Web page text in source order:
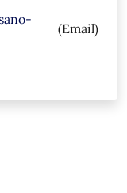
(Email)